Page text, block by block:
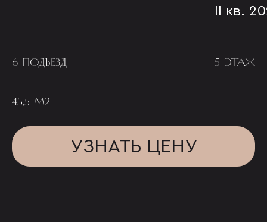
II кв.
6 ПОДЪЕЗД 5 ЭТАЖ
45,5 М2
УЗНАТЬ ЦЕНУ